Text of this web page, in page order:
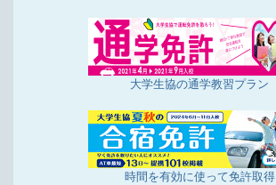
大学生協の通学教習プラン
時間を有効に使って免許取得